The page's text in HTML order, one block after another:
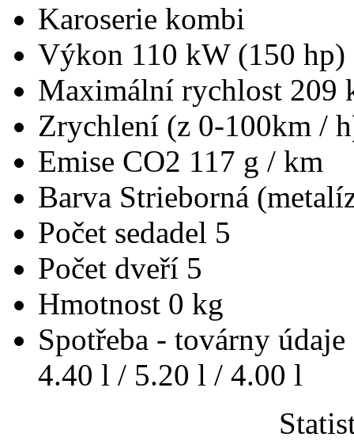
Karoserie kombi
Výkon 110 kW (150 hp)
Maximální rychlost 209
Zrychlení (z 0-100km /
Emise CO2 117 g / km
Barva Strieborná
Počet sedadel 5
Počet dveří 5
Hmotnost 0 kg
Spotřeba - továrny údaje
4.40 l / 5.20 l / 4.00 l